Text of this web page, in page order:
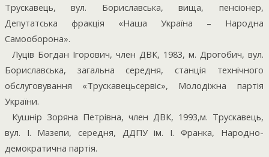
Трускавець, вул. Бориславська, вища, пенсіонер,
Депутатська фракція «Наша Україна – Народна
Самооборона».
Луців Богдан Ігорович, член ДВК, 1983, м. Дрогобич, вул.
Бориславська, загальна середня, станція технічного
обслуговування «Трускавецьсервіс», Молодіжна партія
України.
Кушнір Зоряна Петрівна, член ДВК, 1993,м. Трускавець,
вул. І. Мазепи, середня, ДДПУ ім. І. Франка, Народно-
демократична партія.